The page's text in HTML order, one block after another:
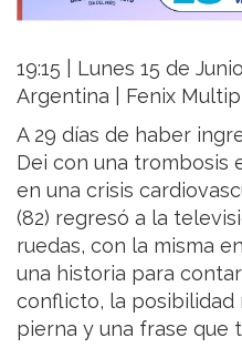
19:15 | Lunes 15 de
Argentina | Fenix
A 29 días de haber
Dei con una trombosis
en una crisis
(82) regresó a la
ruedas, con la misma
una historia para
conflicto, la posibilidad
pierna y una frase que